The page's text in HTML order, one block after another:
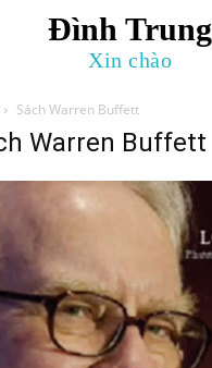
Đình Trung
Xin chào
Sách Warren Buffett
Warren Buffett